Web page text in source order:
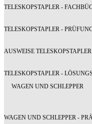
TELESKOPSTAPLER -
TELESKOPSTAPLER -
AUSWEISE TELESKOPSTAPLER
TELESKOPSTAPLER -
WAGEN UND SCHLEPPER
WAGEN UND SCHLEPPER -